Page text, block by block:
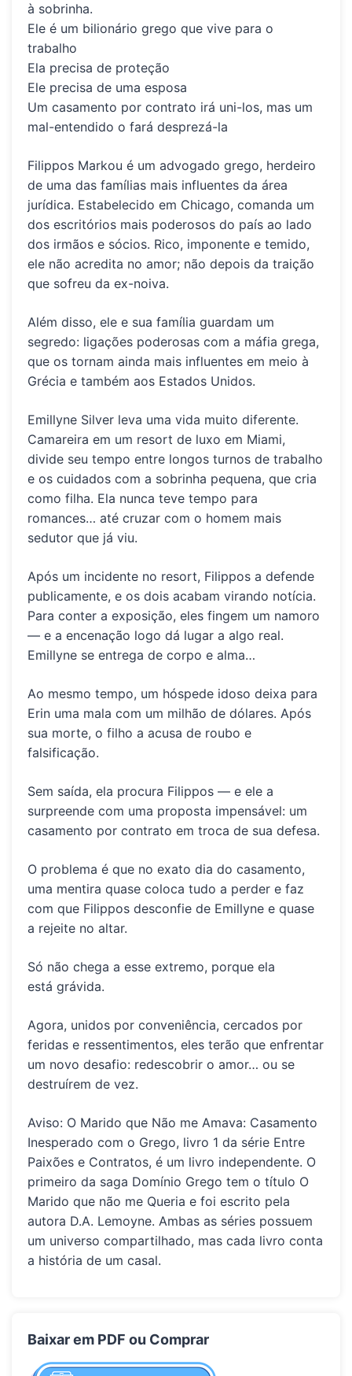
à sobrinha.
Ele é um bilionário grego que vive para o
trabalho
Ela precisa de proteção
Ele precisa de uma esposa
Um casamento por contrato irá uni-los, mas um
mal-entendido o fará desprezá-la
Filippos Markou é um advogado grego, herdeiro
de uma das famílias mais influentes da área
jurídica. Estabelecido em Chicago, comanda um
dos escritórios mais poderosos do país ao lado
dos irmãos e sócios. Rico, imponente e temido,
ele não acredita no amor; não depois da traição
que sofreu da ex-noiva.
Além disso, ele e sua família guardam um
segredo: ligações poderosas com a máfia grega,
que os tornam ainda mais influentes em meio à
Grécia e também aos Estados Unidos.
Emillyne Silver leva uma vida muito diferente.
Camareira em um resort de luxo em Miami,
divide seu tempo entre longos turnos de trabalho
e os cuidados com a sobrinha pequena, que cria
como filha. Ela nunca teve tempo para
romances… até cruzar com o homem mais
sedutor que já viu.
Após um incidente no resort, Filippos a defende
publicamente, e os dois acabam virando notícia.
Para conter a exposição, eles fingem um namoro
— e a encenação logo dá lugar a algo real.
Emillyne se entrega de corpo e alma…
Ao mesmo tempo, um hóspede idoso deixa para
Erin uma mala com um milhão de dólares. Após
sua morte, o filho a acusa de roubo e
falsificação.
Sem saída, ela procura Filippos — e ele a
surpreende com uma proposta impensável: um
casamento por contrato em troca de sua defesa.
O problema é que no exato dia do casamento,
uma mentira quase coloca tudo a perder e faz
com que Filippos desconfie de Emillyne e quase
a rejeite no altar.
Só não chega a esse extremo, porque ela
está grávida.
Agora, unidos por conveniência, cercados por
feridas e ressentimentos, eles terão que enfrentar
um novo desafio: redescobrir o amor… ou se
destruírem de vez.
Aviso: O Marido que Não me Amava: Casamento
Inesperado com o Grego, livro 1 da série Entre
Paixões e Contratos, é um livro independente. O
primeiro da saga Domínio Grego tem o título O
Marido que não me Queria e foi escrito pela
autora D.A. Lemoyne. Ambas as séries possuem
um universo compartilhado, mas cada livro conta
a história de um casal.
Baixar em PDF ou Comprar